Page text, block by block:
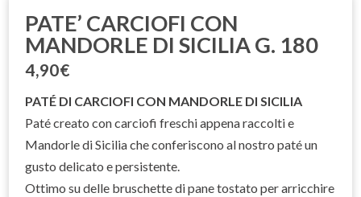
PATE’ CARCIOFI CON
MANDORLE DI SICILIA G. 180
4,90€
PATÉ DI CARCIOFI CON MANDORLE DI SICILIA
Paté creato con carciofi freschi appena raccolti e
Mandorle di Sicilia che conferiscono al nostro paté un
gusto delicato e persistente.
Ottimo su delle bruschette di pane tostato per arricchire